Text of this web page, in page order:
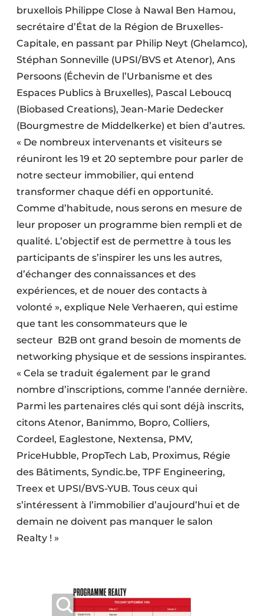
bruxellois Philippe Close à Nawal Ben Hamou,
secrétaire d’État de la Région de Bruxelles-
Capitale, en passant par Philip Neyt (Ghelamco),
Stéphan Sonneville (UPSI/BVS et Atenor), Ans
Persoons (Échevin de l’Urbanisme et des
Espaces Publics à Bruxelles), Pascal Leboucq
(Biobased Creations), Jean-Marie Dedecker
(Bourgmestre de Middelkerke) et bien d’autres.
« De nombreux intervenants et visiteurs se
réuniront les 19 et 20 septembre pour parler de
notre secteur immobilier, qui entend
transformer chaque défi en opportunité.
Comme d’habitude, nous serons en mesure de
leur proposer un programme bien rempli et de
qualité. L’objectif est de permettre à tous les
participants de s’inspirer les uns les autres,
d’échanger des connaissances et des
expériences, et de nouer des contacts à
volonté », explique Nele Verhaeren, qui estime
que tant les consommateurs que le
secteur B2B ont grand besoin de moments de
networking physique et de sessions inspirantes.
« Cela se traduit également par le grand
nombre d’inscriptions, comme l’année dernière.
Parmi les partenaires clés qui sont déjà inscrits,
citons Atenor, Banimmo, Bopro, Colliers,
Cordeel, Eaglestone, Nextensa, PMV,
PriceHubble, PropTech Lab, Proximus, Régie
des Bâtiments, Syndic.be, TPF Engineering,
Treex et UPSI/BVS-YUB. Tous ceux qui
s’intéressent à l’immobilier d’aujourd’hui et de
demain ne doivent pas manquer le salon
Realty ! »